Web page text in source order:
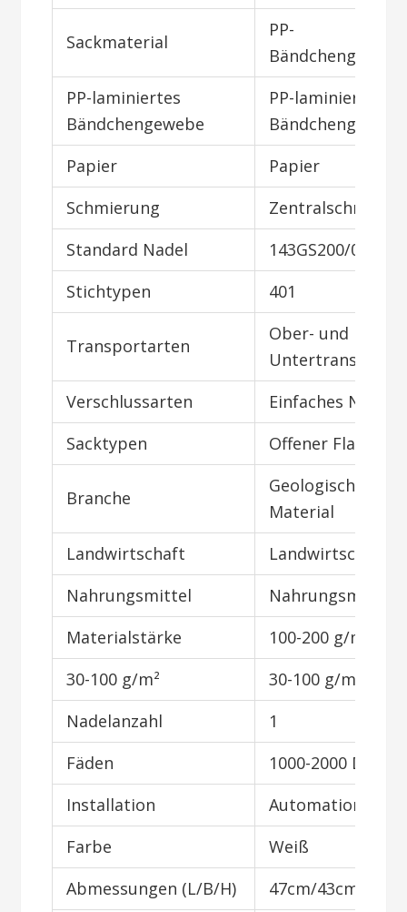
Sackmaterial
PP-
Bändchengewebe
PP-laminiertes
Bändchengewebe
PP-laminiertes
Bändchengewebe
Papier
Papier
Schmierung
Standard Nadel
143GS200/080
Stichtypen
401
Transportarten
Ober- und
Untertransport
Verschlussarten
Einfaches Nähen
Sacktypen
Offener
Branche
Geologisches
Material
Landwirtschaft
Landwirtschaft
Nahrungsmittel
Nahrungsmittel
Materialstärke
100-200 g/m²
30-100 g/m²
30-100 g/m²
Nadelanzahl
1
Fäden
1000-2000 Den
Installation
Automation
Farbe
Weiß
Abmessungen (L/B/H)
47cm/43cm/56cm